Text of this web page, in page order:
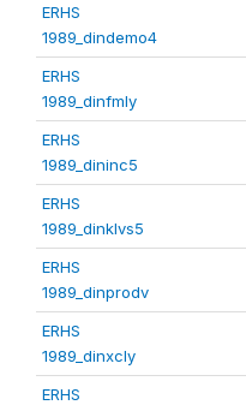
ERHS
1989_dindemo4
ERHS
1989_dinfmly
ERHS
1989_dininc5
ERHS
1989_dinklvs5
ERHS
1989_dinprodv
ERHS
1989_dinxcly
ERHS